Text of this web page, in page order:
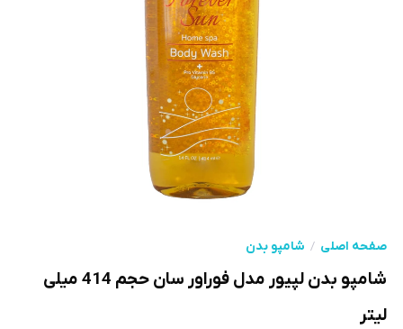
صفحه اصلی شامپو بدن
شامپو بدن لپیور مدل فوراور سان حجم 414 میلی
لیتر